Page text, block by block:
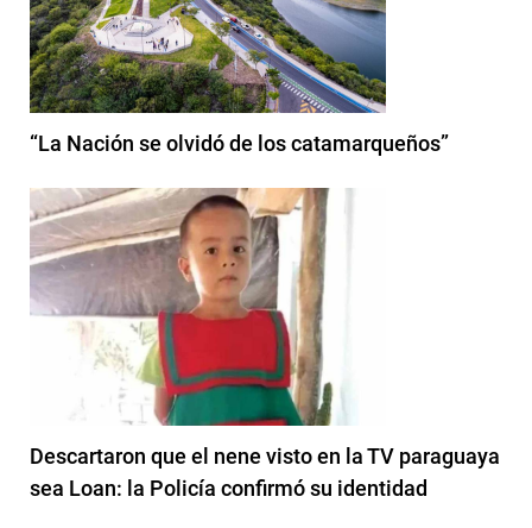
“La Nación se olvidó de los catamarqueños”
Descartaron que el nene visto en la TV paraguaya
sea Loan: la Policía confirmó su identidad